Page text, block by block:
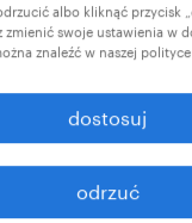
niezbędnych
kandydata
w każdym
albo kliknąć przycisk
zmienić swoje ustawienia w
znaleźć w naszej polityce
odrzuć
dostosuj